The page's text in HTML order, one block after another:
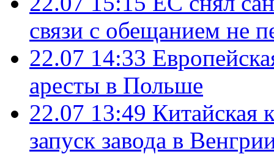
связи с обещанием не
22.07 14:33
аресты в Польше
22.07 13:49 Китайская
запуск завода в